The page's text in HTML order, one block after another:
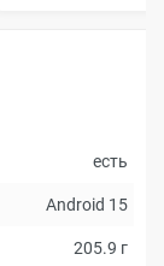
есть
Android 15
205.9 г